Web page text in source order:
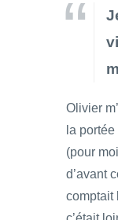
Olivier
la
(pour
d’avant
comptait